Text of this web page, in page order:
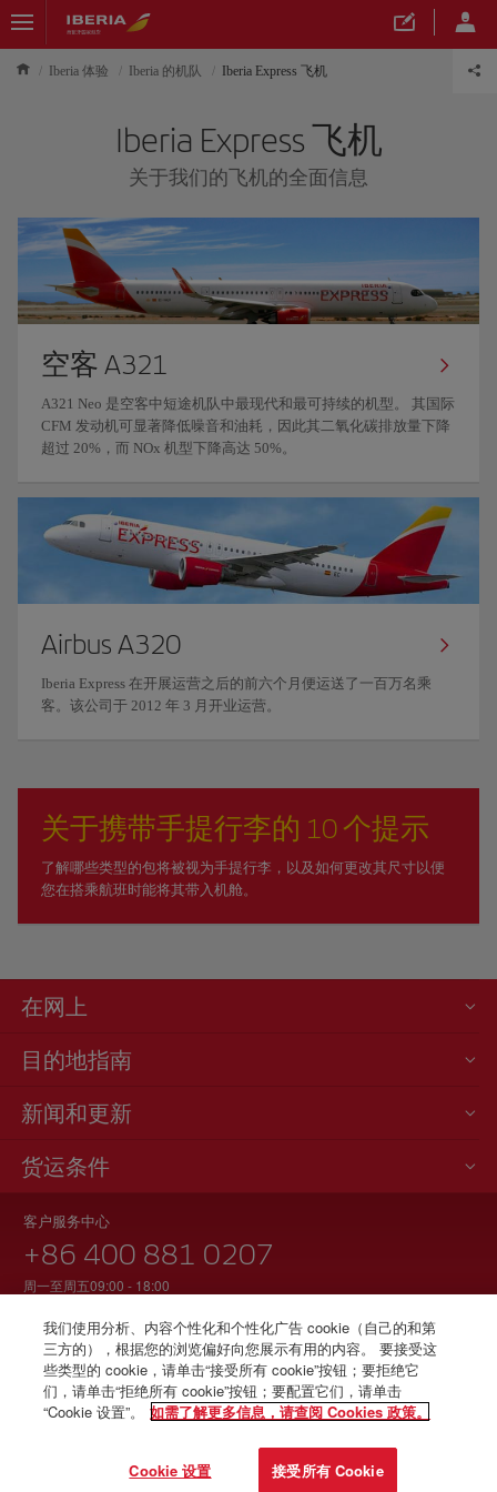
Iberia 体验 Iberia 的机队 Iberia Express 飞机
Iberia Express 飞机
关于我们的飞机的全面信息
空客 A321
A321 Neo 是空客中短途机队中最现代和最可持续的机型。 其国际
CFM 发动机可显著降低噪音和油耗，因此其二氧化碳排放量下降
超过 20%，而 NOx 机型下降高达 50%。
Airbus A320
Iberia Express 在开展运营之后的前六个月便运送了一百万名乘
客。该公司于 2012 年 3 月开业运营。
关于携带手提行李的 10 个提示
了解哪些类型的包将被视为手提行李，以及如何更改其尺寸以便
您在搭乘航班时能将其带入机舱。
在网上
目的地指南
新闻和更新
货运条件
客户服务中心
+86 400 881 0207
周一至周五09:00 - 18:00
© Iberia 2026
我们使用分析、内容个性化和个性化广告 cookie（自己的和第
三方的），根据您的浏览偏好向您展示有用的内容。 要接受这
些类型的 cookie，请单击“接受所有 cookie”按钮；要拒绝它
们，请单击“拒绝所有 cookie”按钮；要配置它们，请单击
“Cookie 设置”。
如需了解更多信息，请查阅 Cookies 政策。
Cookie 设置 接受所有 Cookie